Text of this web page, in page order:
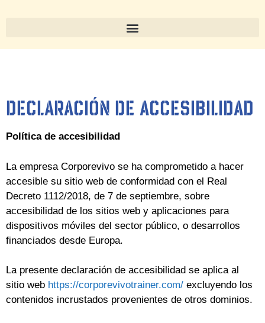
Declaración de accesibilidad
Política de accesibilidad
La empresa Corporevivo se ha comprometido a hacer
accesible su sitio web de conformidad con el Real
Decreto 1112/2018, de 7 de septiembre, sobre
accesibilidad de los sitios web y aplicaciones para
dispositivos móviles del sector público, o desarrollos
financiados desde Europa.
La presente declaración de accesibilidad se aplica al
sitio web https://corporevivotrainer.com/ excluyendo los
contenidos incrustados provenientes de otros dominios.